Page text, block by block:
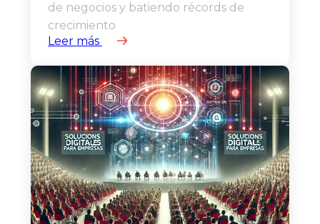
de negocios y batiendo récords de
crecimiento
Leer más